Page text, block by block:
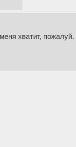
хватит, пожалуй.